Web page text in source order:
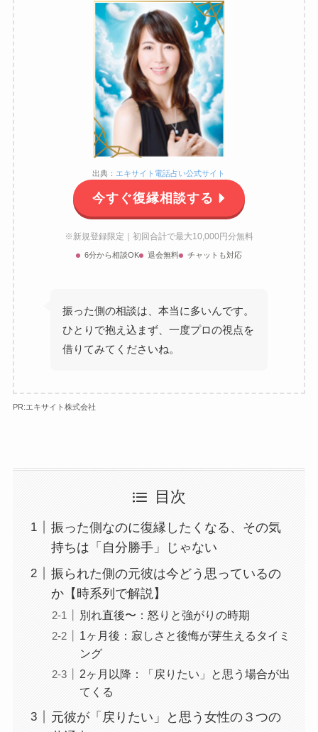
出典： エキサイト電話占い公式サイト
今すぐ復縁相談する
※新規登録限定｜初回合計で最大10,000円分無料
6分から相談OK 退会無料 チャットも対応
振った側の相談は、本当に多いんです。
ひとりで抱え込まず、一度プロの視点を
借りてみてくださいね。
PR:エキサイト株式会社
目次
振った側なのに復縁したくなる、その気
持ちは「自分勝手」じゃない
振られた側の元彼は今どう思っているの
か【時系列で解説】
別れ直後〜：怒りと強がりの時期
1ヶ月後：寂しさと後悔が芽生えるタイミ
ング
2ヶ月以降：「戻りたい」と思う場合が出
てくる
元彼が「戻りたい」と思う女性の３つの